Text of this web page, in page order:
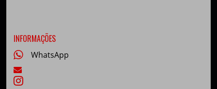
INFORMAÇÕES
WhatsApp